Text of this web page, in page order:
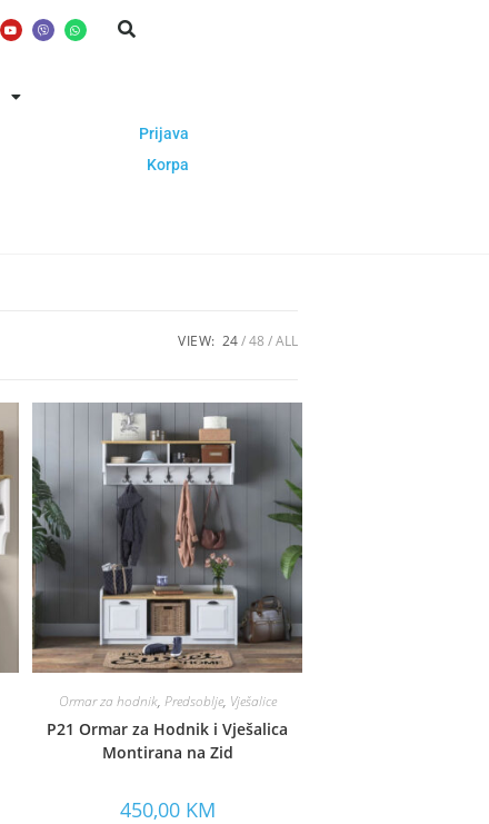
Prijava
Korpa
VIEW: 24 48 ALL
Ormar za hodnik, Predsoblje, Vješalice
P21 Ormar za Hodnik i Vješalica
Montirana na Zid
450,00 KM